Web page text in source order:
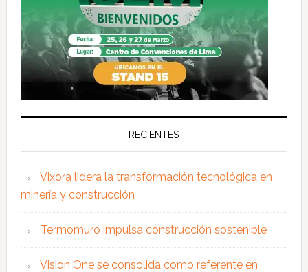
RECIENTES
Vixora lidera la transformación tecnológica en
minería y construcción
Termomuro impulsa construcción sostenible
Vision One se consolida como referente en